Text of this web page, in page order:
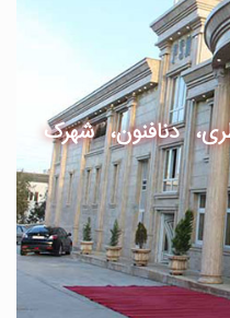
دنافنون، شهرک